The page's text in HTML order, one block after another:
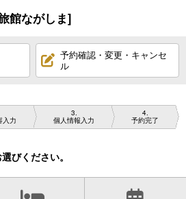
館ながしま]
予約確認・変更・キャンセ
ル
入力
3
個人情報入力
4
予約完了
びください。